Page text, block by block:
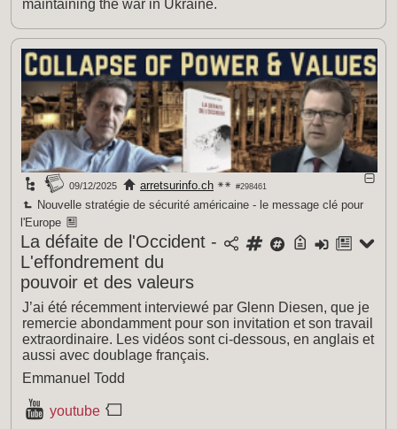
maintaining the war in Ukraine.
09/12/2025 arretsurinfo.ch #298461
Nouvelle stratégie de sécurité américaine - le message clé pour
l'Europe
La défaite de l'Occident -
L'effondrement du
pouvoir et des valeurs
J’ai été récemment interviewé par Glenn Diesen, que je
remercie abondamment pour son invitation et son travail
extraordinaire. Les vidéos sont ci-dessous, en anglais et
aussi avec doublage français.
Emmanuel Todd
youtube